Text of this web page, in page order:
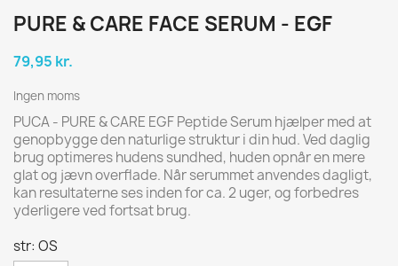
PURE & CARE FACE SERUM - EGF
79,95 kr.
Ingen moms
PUCA - PURE & CARE EGF Peptide Serum hjælper med at
genopbygge den naturlige struktur i din hud. Ved daglig
brug optimeres hudens sundhed, huden opnår en mere
glat og jævn overflade. Når serummet anvendes dagligt,
kan resultaterne ses inden for ca. 2 uger, og forbedres
yderligere ved fortsat brug.
str: OS